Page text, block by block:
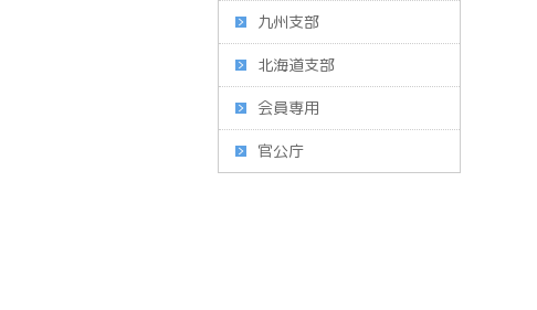
九州支部
北海道支部
会員専用
官公庁